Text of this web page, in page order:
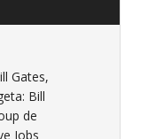
Gates,
Bill
de
Jobs